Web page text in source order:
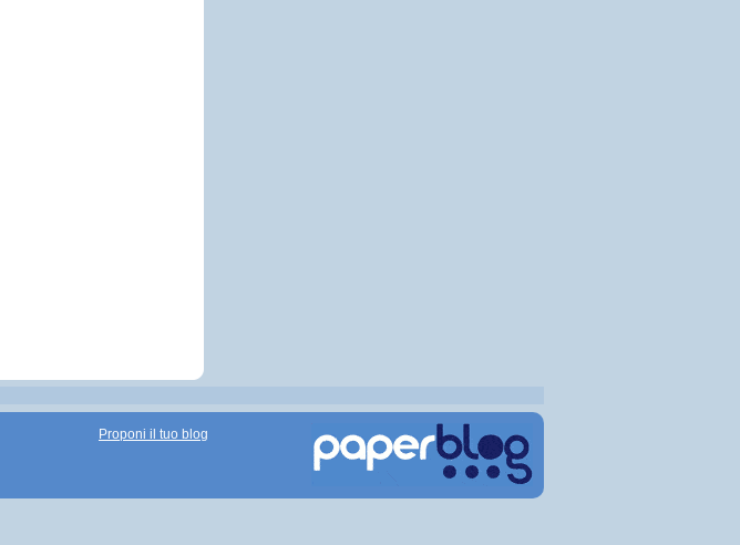
Proponi il tuo blog